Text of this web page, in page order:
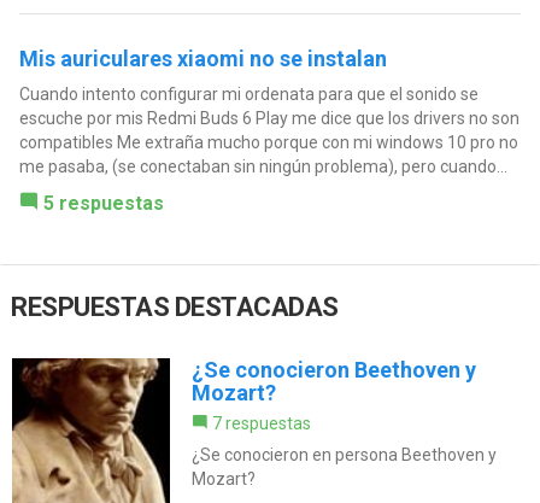
Mis auriculares xiaomi no se instalan
Cuando intento configurar mi ordenata para que el sonido se
escuche por mis Redmi Buds 6 Play me dice que los drivers no son
compatibles Me extraña mucho porque con mi windows 10 pro no
me pasaba, (se conectaban sin ningún problema), pero cuando...
5 respuestas
RESPUESTAS DESTACADAS
¿Se conocieron Beethoven y
Mozart?
7 respuestas
¿Se conocieron en persona Beethoven y
Mozart?